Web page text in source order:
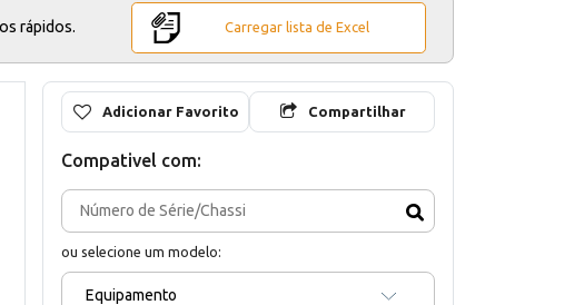
rápidos. Carregar lista de Excel
Adicionar Favorito Compartilhar
Compativel com:
ou selecione um modelo:
Equipamento